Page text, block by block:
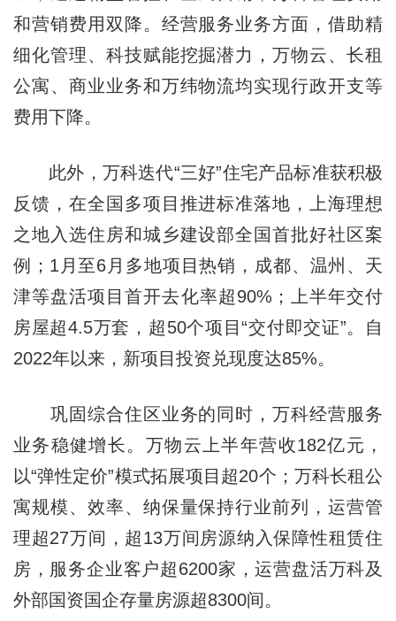
和营销费用双降。经营服务业务方面，借助精
细化管理、科技赋能挖掘潜力，万物云、长租
公寓、商业业务和万纬物流均实现行政开支等
费用下降。
此外，万科迭代“三好”住宅产品标准获积极
反馈，在全国多项目推进标准落地，上海理想
之地入选住房和城乡建设部全国首批好社区案
例；1月至6月多地项目热销，成都、温州、天
津等盘活项目首开去化率超90%；上半年交付
房屋超4.5万套，超50个项目“交付即交证”。自
2022年以来，新项目投资兑现度达85%。
巩固综合住区业务的同时，万科经营服务
业务稳健增长。万物云上半年营收182亿元，
以“弹性定价”模式拓展项目超20个；万科长租公
寓规模、效率、纳保量保持行业前列，运营管
理超27万间，超13万间房源纳入保障性租赁住
房，服务企业客户超6200家，运营盘活万科及
外部国资国企存量房源超8300间。